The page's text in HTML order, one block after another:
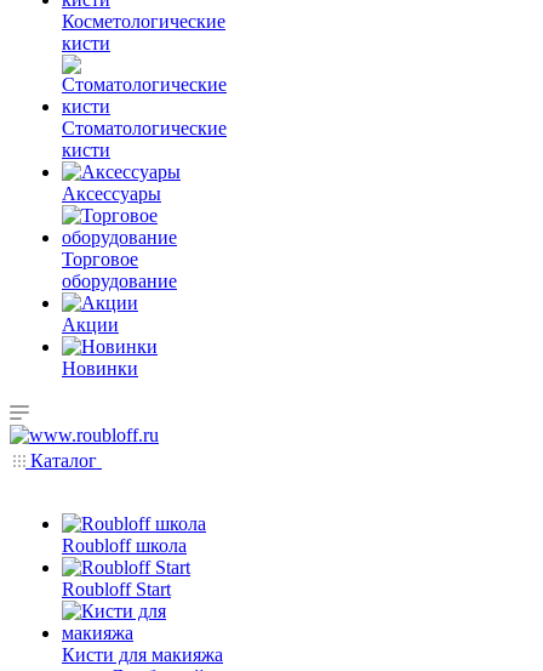
Косметологические
кисти
Стоматологические
кисти
Аксессуары
Торговое
оборудование
Акции
Новинки
Каталог
Roubloff школа
Roubloff Start
Кисти для макияжа